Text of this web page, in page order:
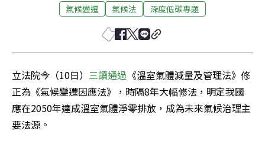
氣候變遷 氣候法 深度低碳專題
立法院今（10日） 三讀通過 《溫室氣體減量及管理法》修
正為《氣候變遷因應法》，時隔8年大幅修法，明定我國
應在2050年達成溫室氣體淨零排放，成為未來氣候治理主
要法源。